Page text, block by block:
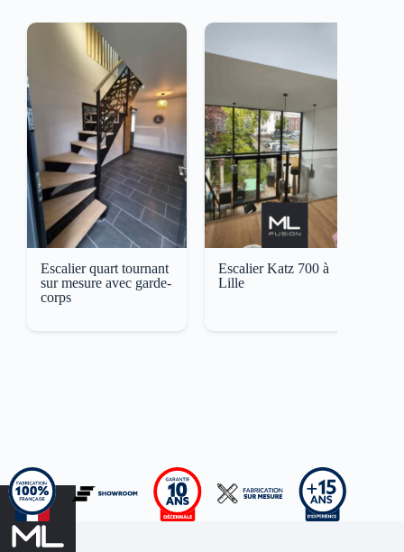
Escalier quart tournant
sur mesure avec garde-
corps
Escalier Katz 700 à
Lille